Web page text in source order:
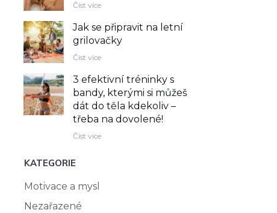
Číst více
Jak se připravit na letní
grilovačky
Číst více
3 efektivní tréninky s
bandy, kterými si můžeš
dát do těla kdekoliv –⁠
třeba na dovolené!
Číst více
KATEGORIE
Motivace a mysl
Nezařazené